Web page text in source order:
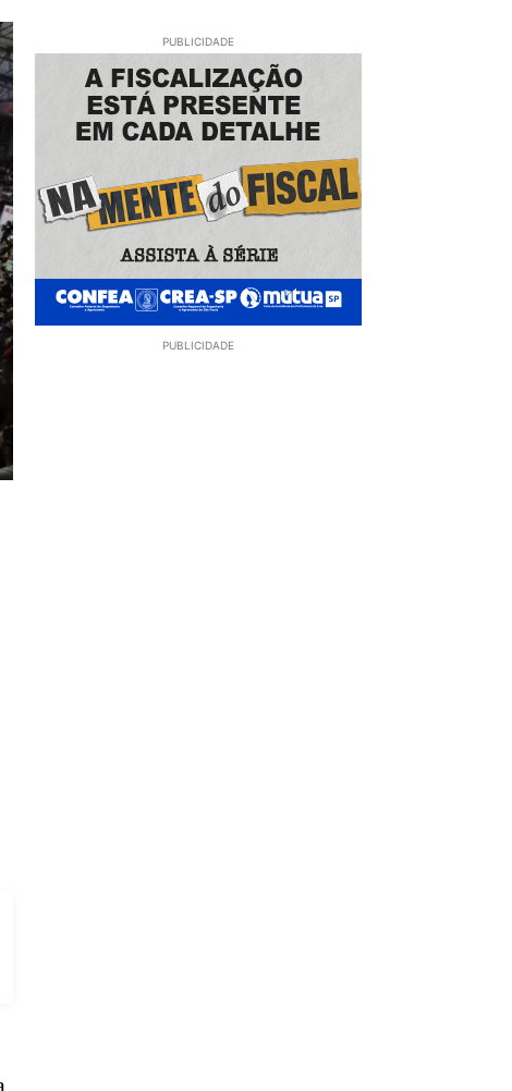
PUBLICIDADE
PUBLICIDADE